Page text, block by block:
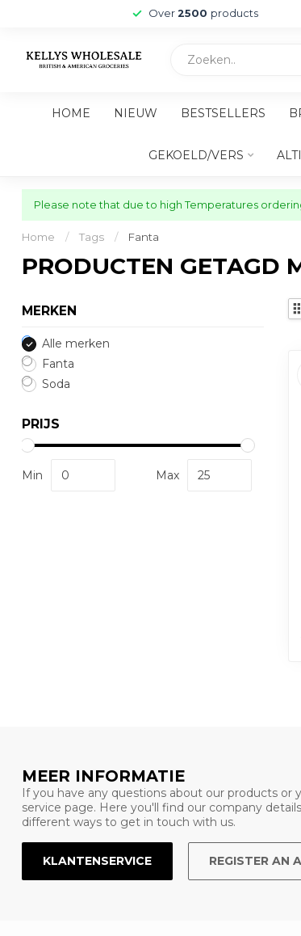
Over 2500 products
HOME NIEUW BESTSELLERS
GEKOELD/VERS
Please note that due to high Temperatures
Home / Tags / Fanta
PRODUCTEN GETAGD
MERKEN
Alle merken
Fanta
Soda
PRIJS
Min Max
MEER INFORMATIE
If you have any questions about our products
service page. Here you'll find our company
different ways to get in touch with us.
KLANTENSERVICE REGISTER AN